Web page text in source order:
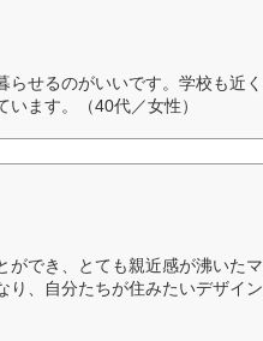
せるのがいいです。学校も近
ます。（40代／女性）
でき、とても親近感が沸いた
、自分たちが住みたいデザイ